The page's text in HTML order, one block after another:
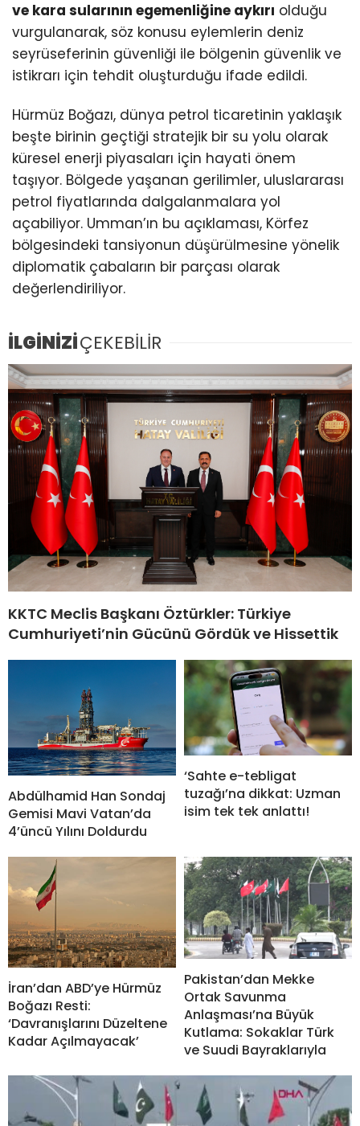
ve kara sularının egemenliğine aykırı olduğu
vurgulanarak, söz konusu eylemlerin deniz
seyrüseferinin güvenliği ile bölgenin güvenlik ve
istikrarı için tehdit oluşturduğu ifade edildi.
Hürmüz Boğazı, dünya petrol ticaretinin yaklaşık
beşte birinin geçtiği stratejik bir su yolu olarak
küresel enerji piyasaları için hayati önem
taşıyor. Bölgede yaşanan gerilimler, uluslararası
petrol fiyatlarında dalgalanmalara yol
açabiliyor. Umman’ın bu açıklaması, Körfez
bölgesindeki tansiyonun düşürülmesine yönelik
diplomatik çabaların bir parçası olarak
değerlendiriliyor.
İLGİNİZİÇEKEBİLİR
KKTC Meclis Başkanı Öztürkler: Türkiye
Cumhuriyeti’nin Gücünü Gördük ve Hissettik
Abdülhamid Han Sondaj
Gemisi Mavi Vatan’da
4’üncü Yılını Doldurdu
‘Sahte e-tebligat
tuzağı’na dikkat: Uzman
isim tek tek anlattı!
İran’dan ABD’ye Hürmüz
Boğazı Resti:
‘Davranışlarını Düzeltene
Kadar Açılmayacak’
Pakistan’dan Mekke
Ortak Savunma
Anlaşması’na Büyük
Kutlama: Sokaklar Türk
ve Suudi Bayraklarıyla